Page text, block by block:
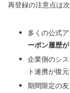
再登録の注意点は次
多くの公式
ーポン履歴
企業側のシ
ト連携が復
期間限定の